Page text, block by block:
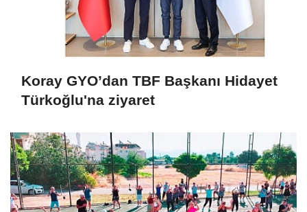
Koray GYO’dan TBF Başkanı Hidayet
Türkoğlu'na ziyaret